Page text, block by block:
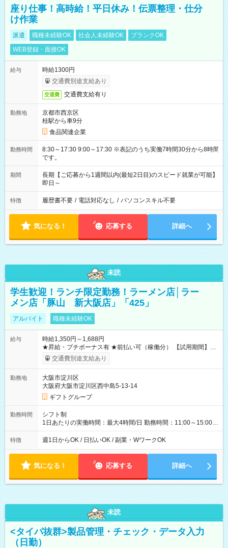
座り仕事！高時給！平日休み！伝票整理・仕分
け作業
派遣 職種未経験OK 社会人未経験OK
ブランクOK
WEB登録・面接OK
給与
時給1300円
交通費別途支給あり
交通費 交通費支給有り
勤務地
京都市西京区
桂駅から車9分
食品関連企業
勤務時間
8:30～17:30 9:00～17:30 ※表記のうち実働7時間30分から8時間
です。
期間
長期【ご応募から1週間以内(最短2日目)のスピード就業が可能】
即日～
特徴 履歴書不要 / 電話対応なし / パソコンスキル不要
気になる！ 応募する 詳細へ
未読
学生歓迎！ランチ限定勤務！ラーメン店│ラー
メン店「豚山 新大阪店」「425」
アルバイト 職種未経験OK
給与
時給1,350円～1,688円
★昇給・プチボーナス有 ★前払い可（稼働分） 【試用期間】試
用期間なし
交通費別途支給あり
勤務地
大阪市淀川区
大阪府大阪市淀川区西中島5-13-14
ギフトグループ
勤務時間
シフト制
1日あたりの実働時間：最大4時間/日 勤務時間：11:00～15:00
（実働4時間） ★週1日～勤務OK！ ★土日のみ・平日のみも
OK！ ★シフト自己申告制！ ★残業なし！次の予定も立てやすい
特徴 週1日からOK / 日払いOK / 副業・WワークOK
気になる！ 応募する 詳細へ
未読
<タイパ抜群>製品管理・チェック・データ入力
（日勤）